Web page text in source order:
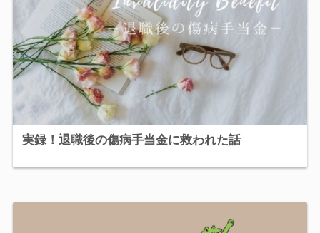
実録！退職後の傷病手当金に救われた話